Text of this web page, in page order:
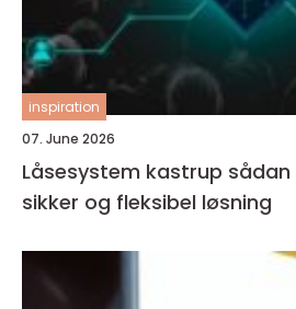
inspiration
07. June 2026
Låsesystem kastrup sådan vælger du en
sikker og fleksibel løsning